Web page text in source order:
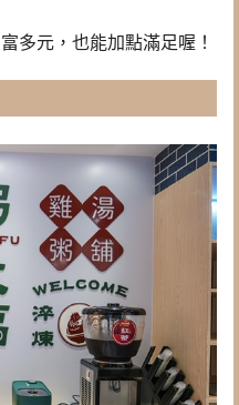
多元，也能加點滿足喔！